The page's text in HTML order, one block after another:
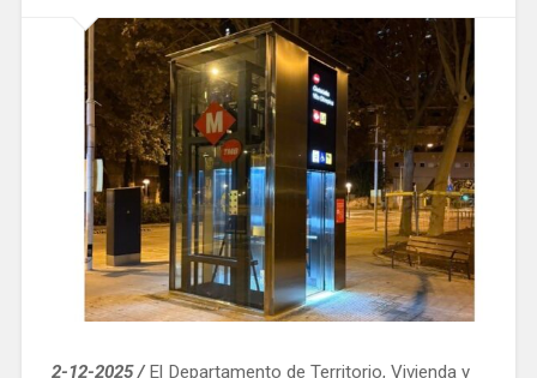
2-12-2025 /El Departamento de Territorio, Vivienda y